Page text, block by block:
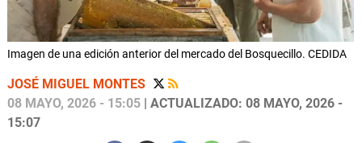
Imagen de una edición anterior del mercado del Bosquecillo. CEDIDA
JOSÉ MIGUEL MONTES
08 MAYO, 2026 - 15:05 | ACTUALIZADO: 08 MAYO, 2026 -
15:07